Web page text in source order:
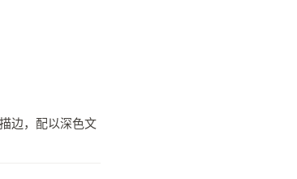
边，配以深色文